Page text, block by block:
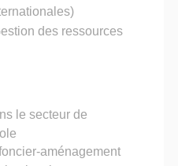
des ressources
le secteur de
aménagement